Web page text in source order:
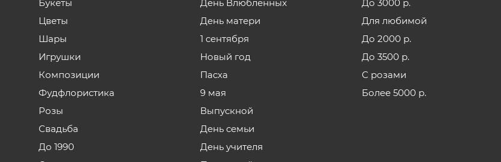
Букеты
Цветы
Шары
Игрушки
Композиции
Фудфлористика
Розы
Свадьба
До 1990
День Влюбленных
День матери
1 сентября
Новый год
Пасха
9 мая
Выпускной
День семьи
День учителя
До 3000 р.
Для любимой
До 2000 р.
До 3500 р.
С розами
Более 5000 р.